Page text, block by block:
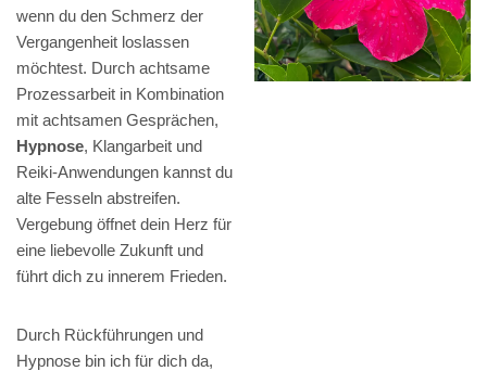
wenn du den Schmerz der
Vergangenheit loslassen
möchtest. Durch achtsame
Prozessarbeit in Kombination
mit achtsamen Gesprächen,
Hypnose, Klangarbeit und
Reiki-Anwendungen kannst du
alte Fesseln abstreifen.
Vergebung öffnet dein Herz für
eine liebevolle Zukunft und
führt dich zu innerem Frieden.
Durch Rückführungen und
Hypnose bin ich für dich da,